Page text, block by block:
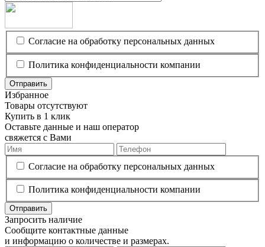
Согласие на обработку персональных данных
Политика конфиденциальности компании
Отправить
Избранное
Товары отсутствуют
Купить в 1 клик
Оставьте данные и наш оператор
свяжется с Вами
Согласие на обработку персональных данных
Политика конфиденциальности компании
Отправить
Запросить наличие
Сообщите контактные данные
и информацию о количестве и размерах.